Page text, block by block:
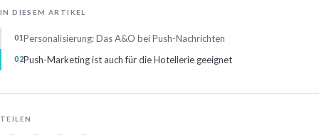
IN DIESEM ARTIKEL
Personalisierung: Das A&O bei Push-Nachrichten
Push-Marketing ist auch für die Hotellerie geeignet
TEILEN